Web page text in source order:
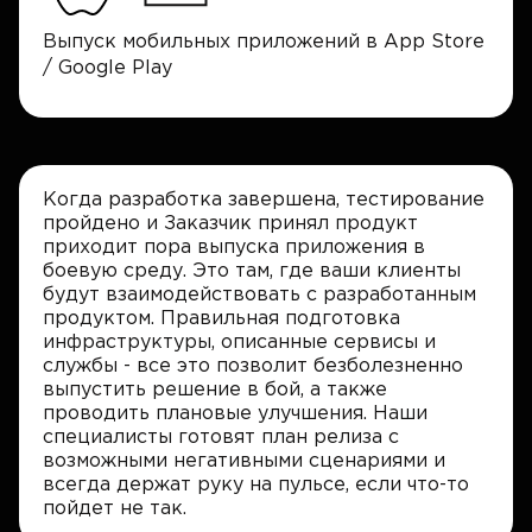
Выпуск мобильных приложений в App Store
/ Google Play
Когда разработка завершена, тестирование
пройдено и Заказчик принял продукт
приходит пора выпуска приложения в
боевую среду. Это там, где ваши клиенты
будут взаимодействовать с разработанным
продуктом. Правильная подготовка
инфраструктуры, описанные сервисы и
службы - все это позволит безболезненно
выпустить решение в бой, а также
проводить плановые улучшения. Наши
специалисты готовят план релиза с
возможными негативными сценариями и
всегда держат руку на пульсе, если что-то
пойдет не так.